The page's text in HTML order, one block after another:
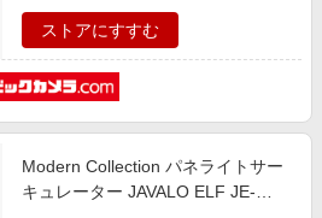
ストアにすすむ
Modern Collection パネライトサー
キュレーター JAVALO ELF JE-